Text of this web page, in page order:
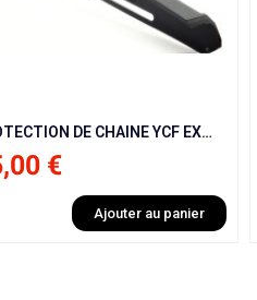
15,00 €
Ajouter au panier